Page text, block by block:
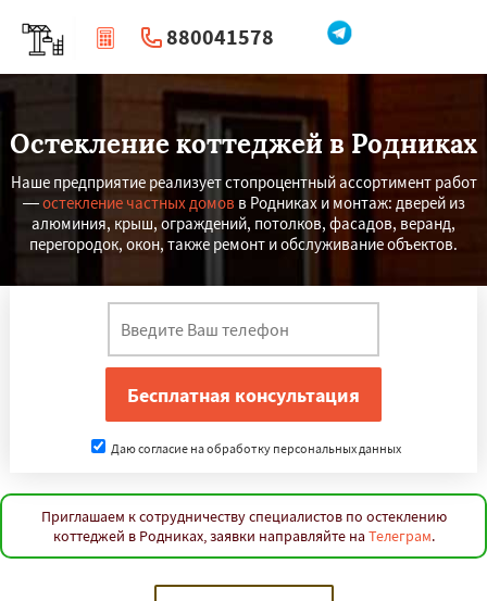
880041578
| Перезвоните мне
Остекление коттеджей в Родниках
Наше предприятие реализует стопроцентный ассортимент работ
—остекление частных домов в Родниках и монтаж: дверей из
алюминия, крыш, ограждений, потолков, фасадов, веранд,
перегородок, окон, также ремонт и обслуживание объектов.
Даю согласие на обработку персональных данных
Приглашаем к сотрудничеству специалистов по остеклению
коттеджей в Родниках, заявки направляйте на Телеграм.